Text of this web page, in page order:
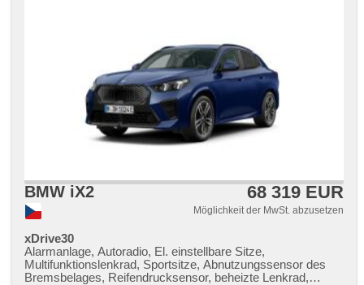
BMW iX2 68 319 EUR
Möglichkeit der MwSt. abzusetzen
xDrive30
Alarmanlage, Autoradio, El. einstellbare Sitze,
Multifunktionslenkrad, Sportsitze, Abnutzungssensor des
Bremsbelages, Reifendrucksensor, beheizte Lenkrad,